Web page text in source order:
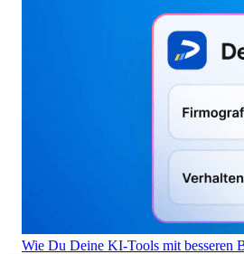
Wie Du Deine KI-Tools mit besseren